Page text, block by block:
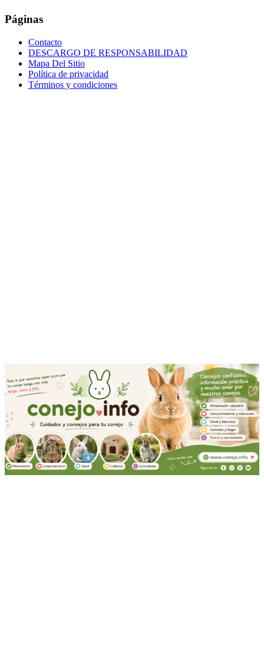
Páginas
Contacto
DESCARGO DE RESPONSABILIDAD
Mapa Del Sitio
Política de privacidad
Términos y condiciones